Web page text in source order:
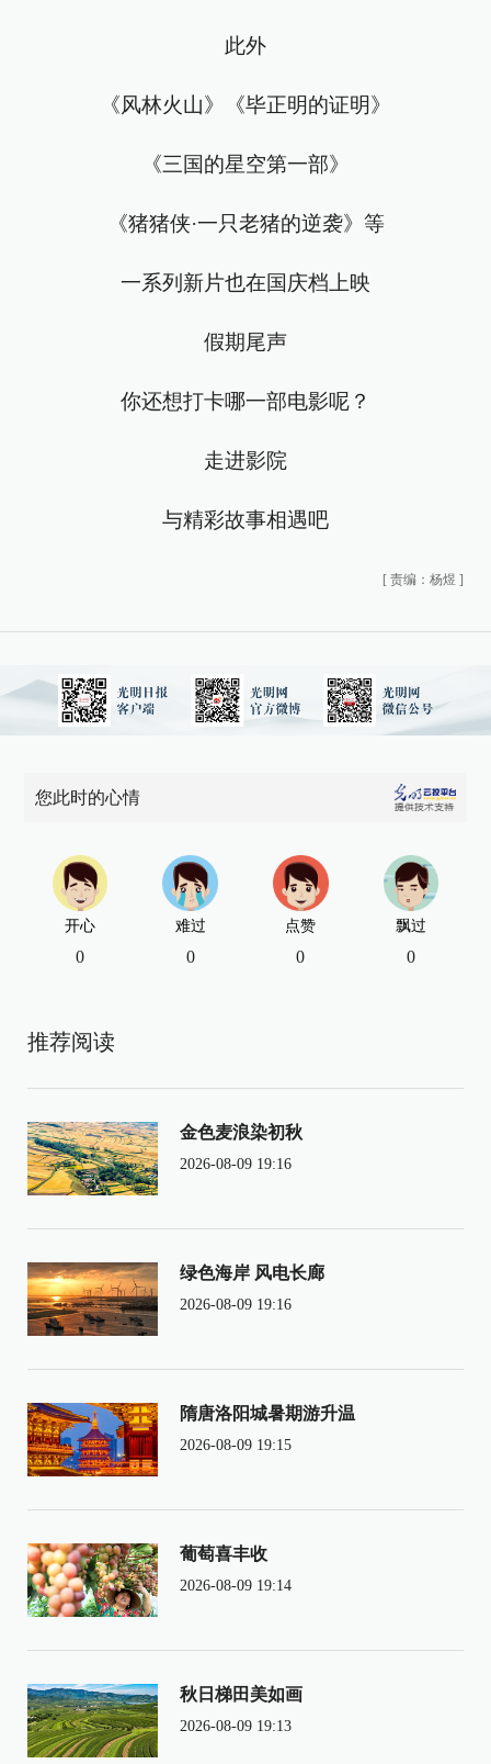
此外
《风林火山》《毕正明的证明》
《三国的星空第一部》
《猪猪侠·一只老猪的逆袭》等
一系列新片也在国庆档上映
假期尾声
你还想打卡哪一部电影呢？
走进影院
与精彩故事相遇吧
[ 责编：杨煜 ]
您此时的心情
开心
0
难过
0
点赞
0
飘过
0
推荐阅读
金色麦浪染初秋
2026-08-09 19:16
绿色海岸 风电长廊
2026-08-09 19:16
隋唐洛阳城暑期游升温
2026-08-09 19:15
葡萄喜丰收
2026-08-09 19:14
秋日梯田美如画
2026-08-09 19:13